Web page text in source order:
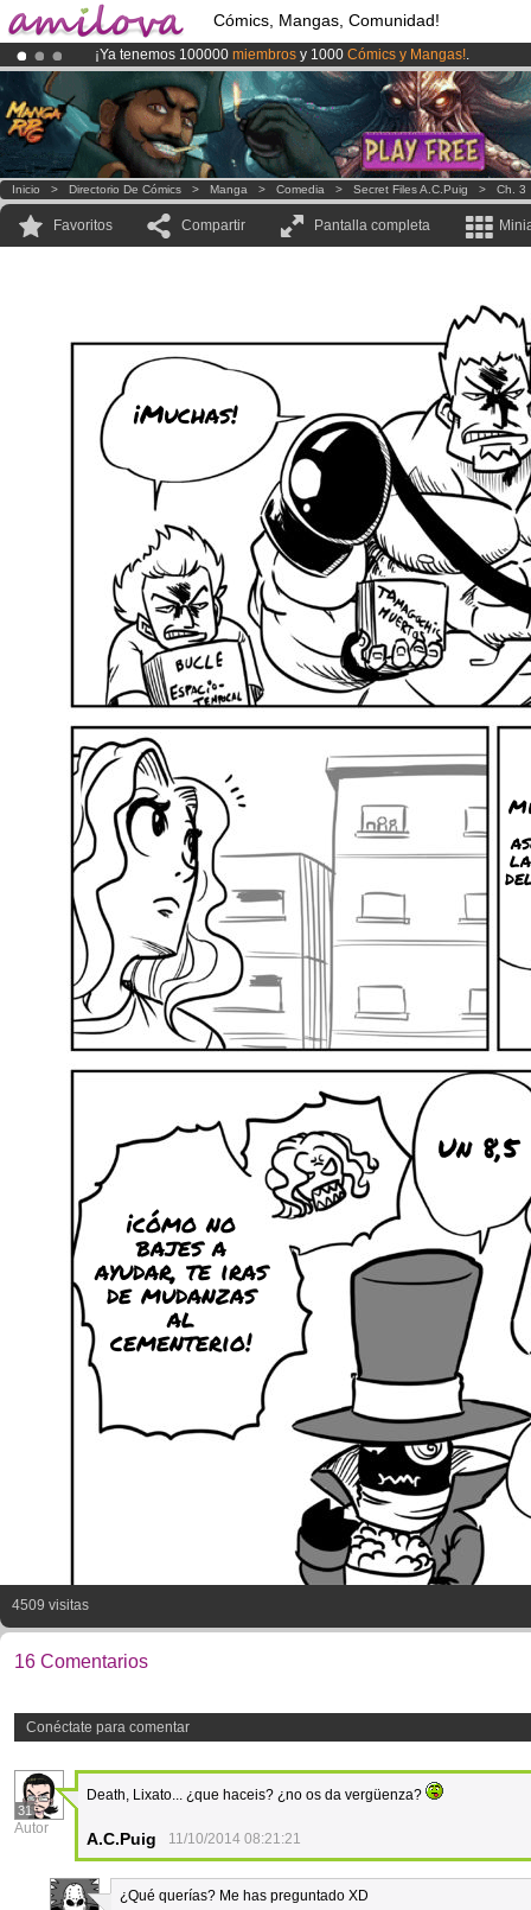
Cómics, Mangas, Comunidad!
¡Ya tenemos 100000 miembros y 1000 Cómics y Mangas!.
¡Conviertete en Premium por3.95 eurosal mes!Hazte Premium ya
El Kickstarter Amilova está desormado lanzado!.
Inicio > Directorio De Cómics > Manga > Comedia > Secret Files A.C.Puig > Ch. 3
Favoritos Compartir Pantalla completa
¡Muchas!
Un 8,5
¡cómo no
bajes a
ayudar, te iras
de mudanzas
al
cementerio!
4509 visitas
16 Comentarios
Conéctate para comentar
31
Autor
Death, Lixato... ¿que haceis? ¿no os da vergüenza?
A.C.Puig 11/10/2014 08:21:21
¿Qué querías? Me has preguntado XD